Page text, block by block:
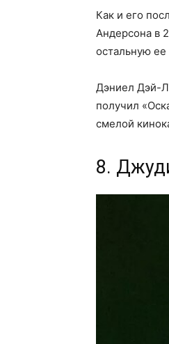
Как и его
Андерсона в
остальную ее
Дэниел Дэй-
получил
смелой
8.